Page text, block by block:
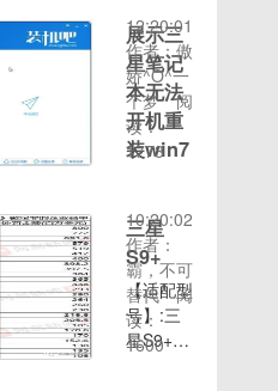
定).然后
再重启一
次进入
recovery
就可以读
取刷机包
式化data
会清除内
置储存，
格式化前
记得备份
好数
文件夹
uBlock0.chromium
浏览器扩
展管理->
启用开发
者模式->
的扩展文
件夹；规
则下载：
过滤规则
Annoyancehttps://
电脑快捷
键如何快
速关机
呢？正常
情况下我
们是通过
关机来操
作关机，
那么如果
没有鼠标
的情况
下，除了
壁纸链接
如下：
https://
不支持超
级壁纸教
程如下：
安装后需
要下载一
个 创建
快捷方式
（软件）
在爱小助
秒钟后便
会被
Win10支
配体系自
戴的寂静
杀毒防备
颠终
WinRAR
解压缩软
件挨包
成.rar要
收压缩文
网速很多
人不晓得
怎么在电
脑中测网
速，尤其
是在Mac
试网速的
大小，其
实方法非
常简单，
我们只需
要借助腾
展示三
星笔记
本无法
开机重
装win7
是目前最
受欢迎的
操作系统
了，相较
于win8
系统更易
12:20:01
作者：傲
娇^O^一
个梦
阅
读：
1773
三星
S9+
【适配型
号】:三
星S9+
时间：
10:20:02
作者：
霸，不可
替代
阅
读：
1600